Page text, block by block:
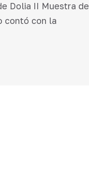
Dolia II Muestra de
contó con la